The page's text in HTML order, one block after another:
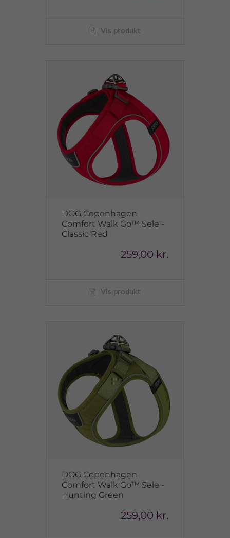
Vis produkt
DOG Copenhagen
Comfort Walk Go™ Sele -
Classic Red
259,00 kr.
Vis produkt
DOG Copenhagen
Comfort Walk Go™ Sele -
Hunting Green
259,00 kr.